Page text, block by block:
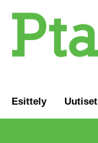
Esittely Uutiset